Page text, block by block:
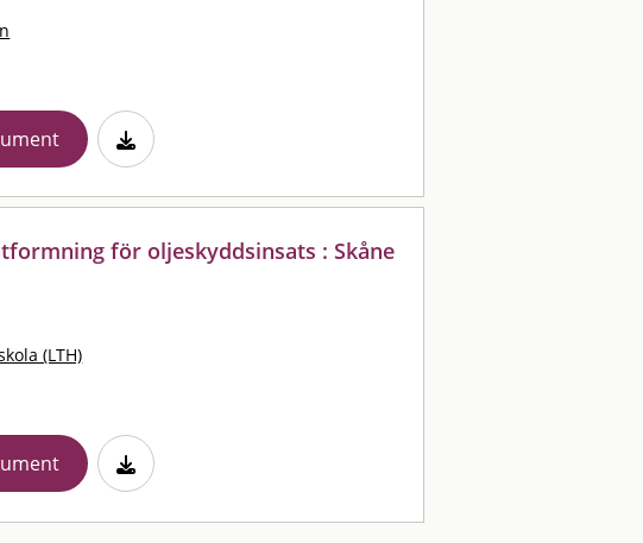
för oljeskyddsinsats : Skåne
(LTH)